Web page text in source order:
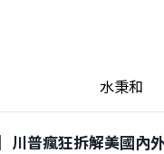
水秉和
普瘋狂拆解美國內